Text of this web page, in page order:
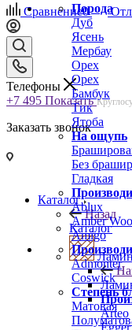
Порода
Дуб
Ясень
Мербау
Орех
Орех
Бамбук
Тик
Ятоба
На ощупь
Без
Гладкая
Ablux
Amber
Amigo
Admonter
Coswick
Степень
Матовая
Сравнение0
Телефоны
+7 495 Показать
Заказать звонок
Каталог
Назад
Каталог
Arteo
Egger